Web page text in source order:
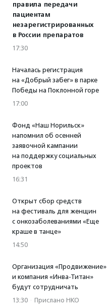
правила передачи
пациентам
незарегистрированных
в России препаратов
17:30
Началась регистрация
на «Добрый забег» в парке
Победы на Поклонной горе
17:00
Фонд «Наш Норильск»
напомнил об осенней
заявочной кампании
на поддержку социальных
проектов
16:31
Открыт сбор средств
на фестиваль для женщин
с онкозаболеваниями «Еще
краше в танце»
14:50
Организация «Продвижение»
и компания «Инва-Титан»
будут сотрудничать
13:30 · Прислано НКО